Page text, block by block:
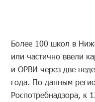
Более 100 школ в
или частично ввели
и ОРВИ через две
года. По данным
Роспотребнадзора, к